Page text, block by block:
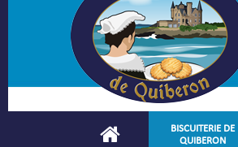
BISCUITERIE DE
QUIBERON